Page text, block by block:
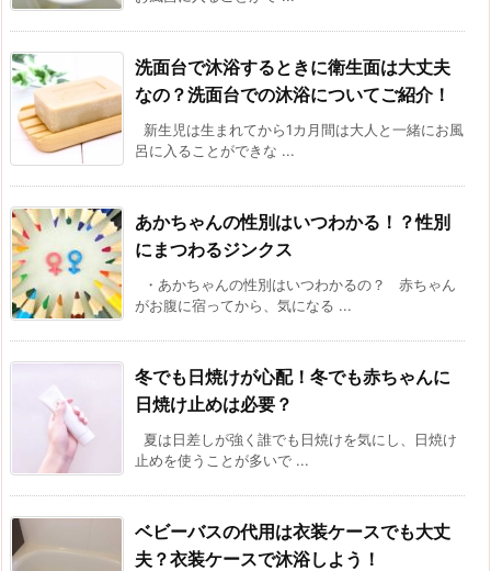
洗面台で沐浴するときに衛生面は大丈夫
なの？洗面台での沐浴についてご紹介！
新生児は生まれてから1カ月間は大人と一緒にお風
呂に入ることができな ...
あかちゃんの性別はいつわかる！？性別
にまつわるジンクス
・あかちゃんの性別はいつわかるの？ 赤ちゃん
がお腹に宿ってから、気になる ...
冬でも日焼けが心配！冬でも赤ちゃんに
日焼け止めは必要？
夏は日差しが強く誰でも日焼けを気にし、日焼け
止めを使うことが多いで ...
ベビーバスの代用は衣装ケースでも大丈
夫？衣装ケースで沐浴しよう！